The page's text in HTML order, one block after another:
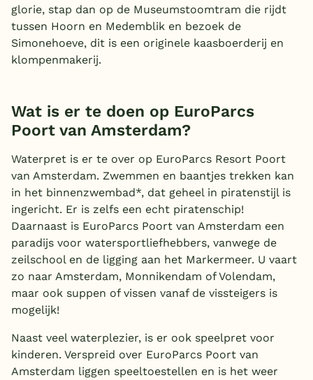
glorie, stap dan op de Museumstoomtram die rijdt
tussen Hoorn en Medemblik en bezoek de
Simonehoeve, dit is een originele kaasboerderij en
klompenmakerij.
Wat is er te doen op EuroParcs
Poort van Amsterdam?
Waterpret is er te over op EuroParcs Resort Poort
van Amsterdam. Zwemmen en baantjes trekken kan
in het binnenzwembad*, dat geheel in piratenstijl is
ingericht. Er is zelfs een echt piratenschip!
Daarnaast is EuroParcs Poort van Amsterdam een
paradijs voor watersportliefhebbers, vanwege de
zeilschool en de ligging aan het Markermeer. U vaart
zo naar Amsterdam, Monnikendam of Volendam,
maar ook suppen of vissen vanaf de vissteigers is
mogelijk!
Naast veel waterplezier, is er ook speelpret voor
kinderen. Verspreid over EuroParcs Poort van
Amsterdam liggen speeltoestellen en is het weer